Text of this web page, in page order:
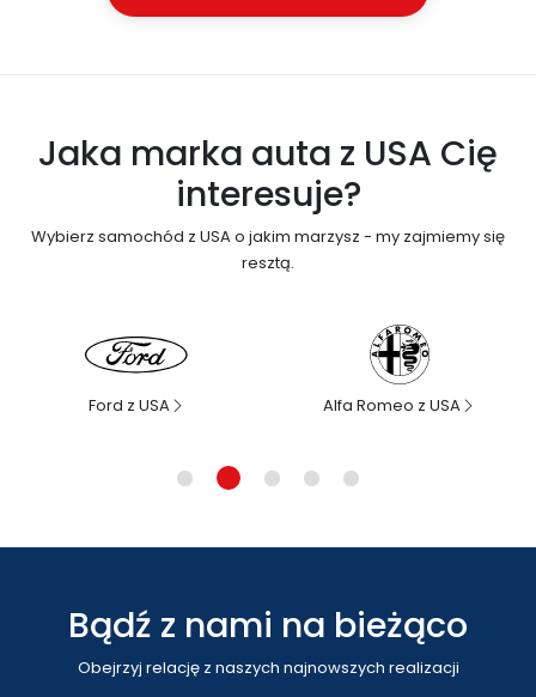
Jaka marka auta z USA Cię
interesuje?
Wybierz samochód z USA o jakim marzysz - my zajmiemy się
resztą.
Alfa Romeo z USA Jeep z USA
Bądź z nami na bieżąco
Obejrzyj relację z naszych najnowszych realizacji